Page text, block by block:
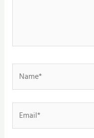
Name*
Email*